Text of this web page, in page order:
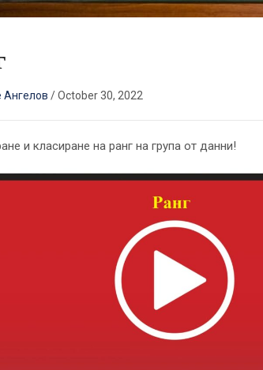
Ангелов /October 30, 2022
и класиране на ранг на група от данни!